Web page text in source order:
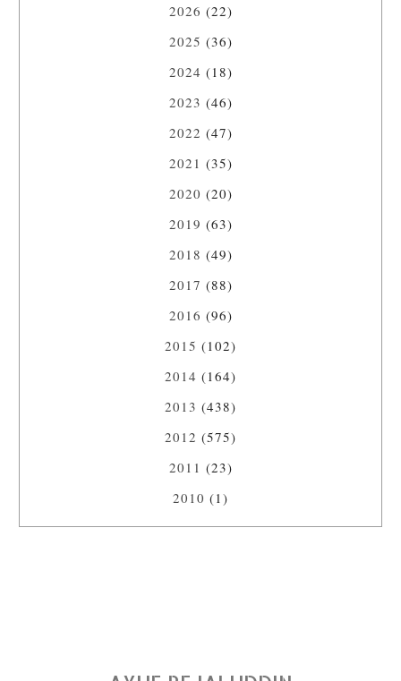
2026 (22)
2025 (36)
2024 (18)
2023 (46)
2022 (47)
2021 (35)
2020 (20)
2019 (63)
2018 (49)
2017 (88)
2016 (96)
2015 (102)
2014 (164)
2013 (438)
2012 (575)
2011 (23)
2010 (1)